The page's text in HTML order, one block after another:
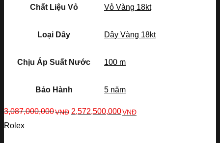
Chất Liệu Vỏ Vỏ Vàng 18kt
Loại Dây Dây Vàng 18kt
Chịu Áp Suất Nước 100 m
Bảo Hành 5 năm
3,087,000,000VNĐ 2,572,500,000VNĐ
Rolex